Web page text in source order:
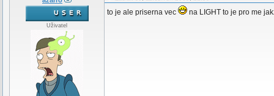
Uživatel
to je ale priserna vec na LIGHT to je pro me